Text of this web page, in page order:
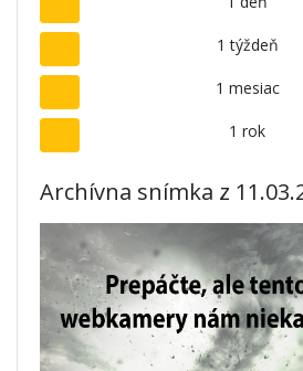
1 týždeň
1 mesiac
1 rok
Archívna snímka z